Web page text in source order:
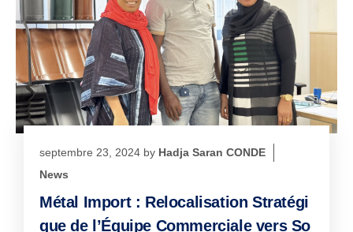
septembre 23, 2024 by Hadja Saran CONDE
News
Métal Import : Relocalisation Stratégi
que de l’Équipe Commerciale vers So